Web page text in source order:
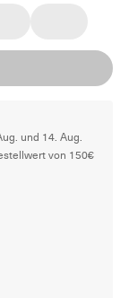
und 14. Aug.
von 150€